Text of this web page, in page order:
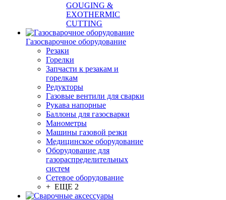
GOUGING &
EXOTHERMIC
CUTTING
Газосварочное оборудование
Резаки
Горелки
Запчасти к резакам и
горелкам
Редукторы
Газовые вентили для сварки
Рукава напорные
Баллоны для газосварки
Манометры
Машины газовой резки
Медицинское оборудование
Оборудование для
газораспределительных
систем
Сетевое оборудование
+ ЕЩЕ 2